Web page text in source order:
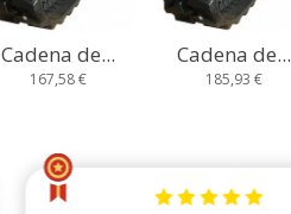
Cadena de...
185,93 €
Cadena de...
167,10 €